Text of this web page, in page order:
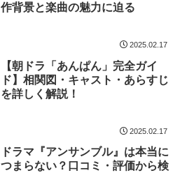
作背景と楽曲の魅力に迫る
2025.02.17
【朝ドラ「あんぱん」完全ガイ
ド】相関図・キャスト・あらすじ
を詳しく解説！
2025.02.17
ドラマ『アンサンブル』は本当に
つまらない？口コミ・評価から検